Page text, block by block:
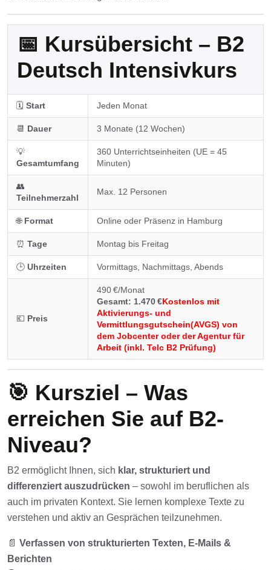
📅 Kursübersicht – B2
Deutsch Intensivkurs
🗓️ Start Jeden Monat
📆 Dauer 3 Monate (12 Wochen)
💡
Gesamtumfang
360 Unterrichtseinheiten (UE = 45
Minuten)
👥
Teilnehmerzahl
Max. 12 Personen
🌐 Format Online oder Präsenz in Hamburg
⏰ Tage Montag bis Freitag
🕒 Uhrzeiten Vormittags, Nachmittags, Abends
💶 Preis
490 €/Monat
Gesamt: 1.470 €Kostenlos mit
Aktivierungs- und
Vermittlungsgutschein(AVGS) von
dem Jobcenter oder der Agentur für
Arbeit (inkl. Telc B2 Prüfung)
🎯 Kursziel – Was
erreichen Sie auf B2-
Niveau?
B2 ermöglicht Ihnen, sich klar, strukturiert und
differenziert auszudrücken – sowohl im beruflichen als
auch im privaten Kontext. Sie lernen komplexe Texte zu
verstehen und aktiv an Gesprächen teilzunehmen.
📄 Verfassen von strukturierten Texten, E-Mails &
Berichten